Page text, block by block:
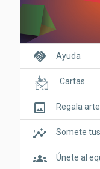
handshake Ayuda
Cartas
crop_original Regala
insights Somete
groups Únete al